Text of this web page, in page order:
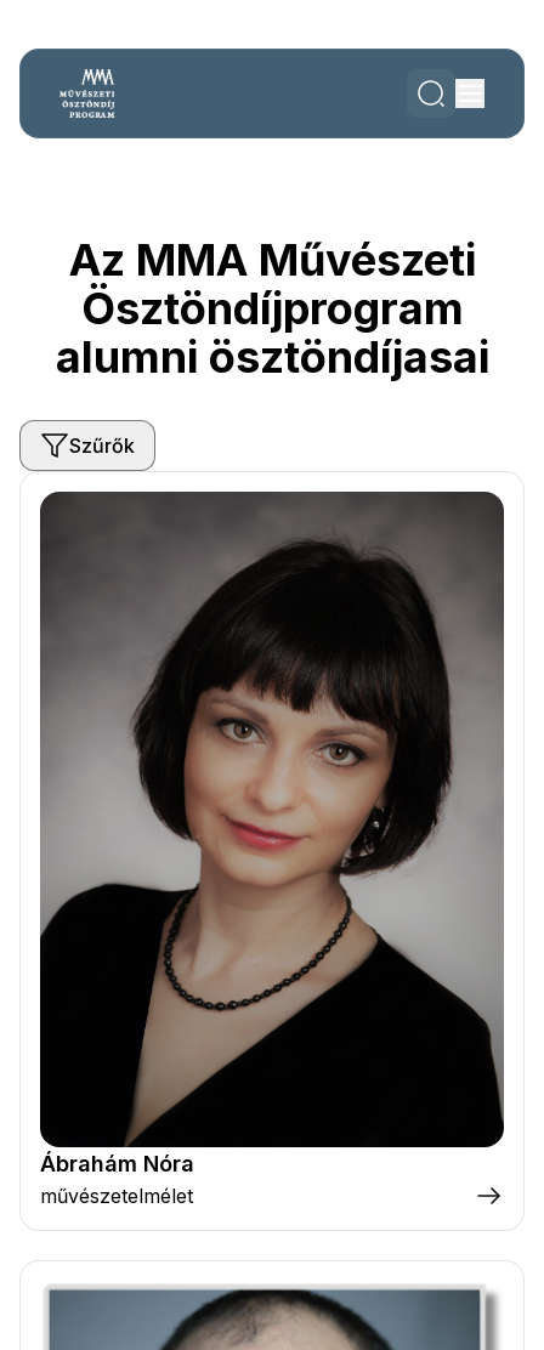
Az MMA Művészeti
Ösztöndíjprogram
alumni ösztöndíjasai
Szűrők
Ábrahám Nóra
művészetelmélet